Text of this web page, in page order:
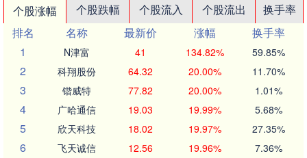
个股涨幅 个股跌幅 个股流入 个股流出
换手率
排名
名称 最新价 涨幅
换手率
1
N津富 41 134.82% 59.85%
2 科翔股份 64.32 20.00% 11.70%
3 锴威特 77.82 20.00% 1.01%
4 广哈通信 19.03 19.99% 5.68%
5 欣天科技 18.02 19.97% 27.35%
6 飞天诚信 12.56 19.96% 7.36%